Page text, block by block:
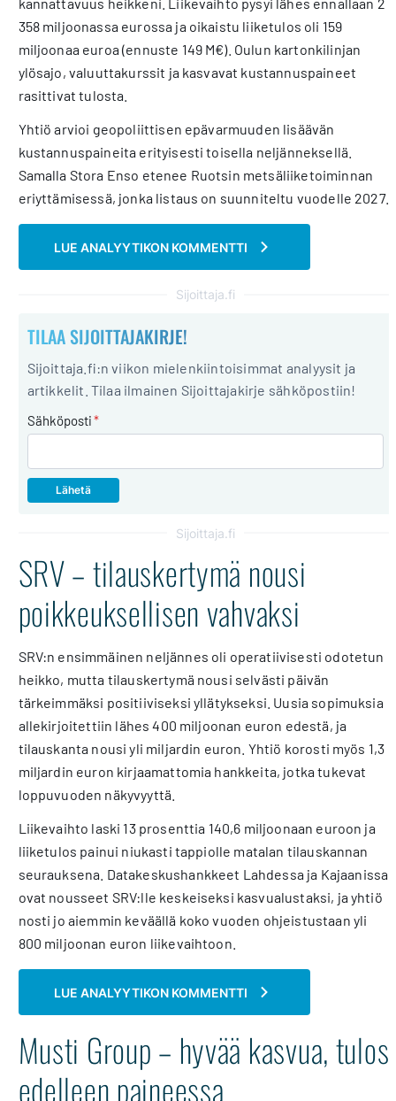
358 miljoonassa eurossa ja oikaistu liiketulos oli 159
miljoonaa euroa (ennuste 149 M€). Oulun kartonkilinjan
ylösajo, valuuttakurssit ja kasvavat kustannuspaineet
rasittivat tulosta.
Yhtiö arvioi geopoliittisen epävarmuuden lisäävän
kustannuspaineita erityisesti toisella neljänneksellä.
Samalla Stora Enso etenee Ruotsin metsäliiketoiminnan
eriyttämisessä, jonka listaus on suunniteltu vuodelle 2027.
LUE ANALYYTIKON KOMMENTTI
Sijoittaja.fi
TILAA SIJOITTAJAKIRJE!
Sijoittaja.fi:n viikon mielenkiintoisimmat analyysit ja
artikkelit. Tilaa ilmainen Sijoittajakirje sähköpostiin!
Sähköposti*
Sijoittaja.fi
SRV – tilauskertymä nousi
poikkeuksellisen vahvaksi
SRV:n ensimmäinen neljännes oli operatiivisesti odotetun
heikko, mutta tilauskertymä nousi selvästi päivän
tärkeimmäksi positiiviseksi yllätykseksi. Uusia sopimuksia
allekirjoitettiin lähes 400 miljoonan euron edestä, ja
tilauskanta nousi yli miljardin euron. Yhtiö korosti myös 1,3
miljardin euron kirjaamattomia hankkeita, jotka tukevat
loppuvuoden näkyvyyttä.
Liikevaihto laski 13 prosenttia 140,6 miljoonaan euroon ja
liiketulos painui niukasti tappiolle matalan tilauskannan
seurauksena. Datakeskushankkeet Lahdessa ja Kajaanissa
ovat nousseet SRV:lle keskeiseksi kasvualustaksi, ja yhtiö
nosti jo aiemmin keväällä koko vuoden ohjeistustaan yli
800 miljoonan euron liikevaihtoon.
LUE ANALYYTIKON KOMMENTTI
Musti Group – hyvää kasvua, tulos
edelleen paineessa